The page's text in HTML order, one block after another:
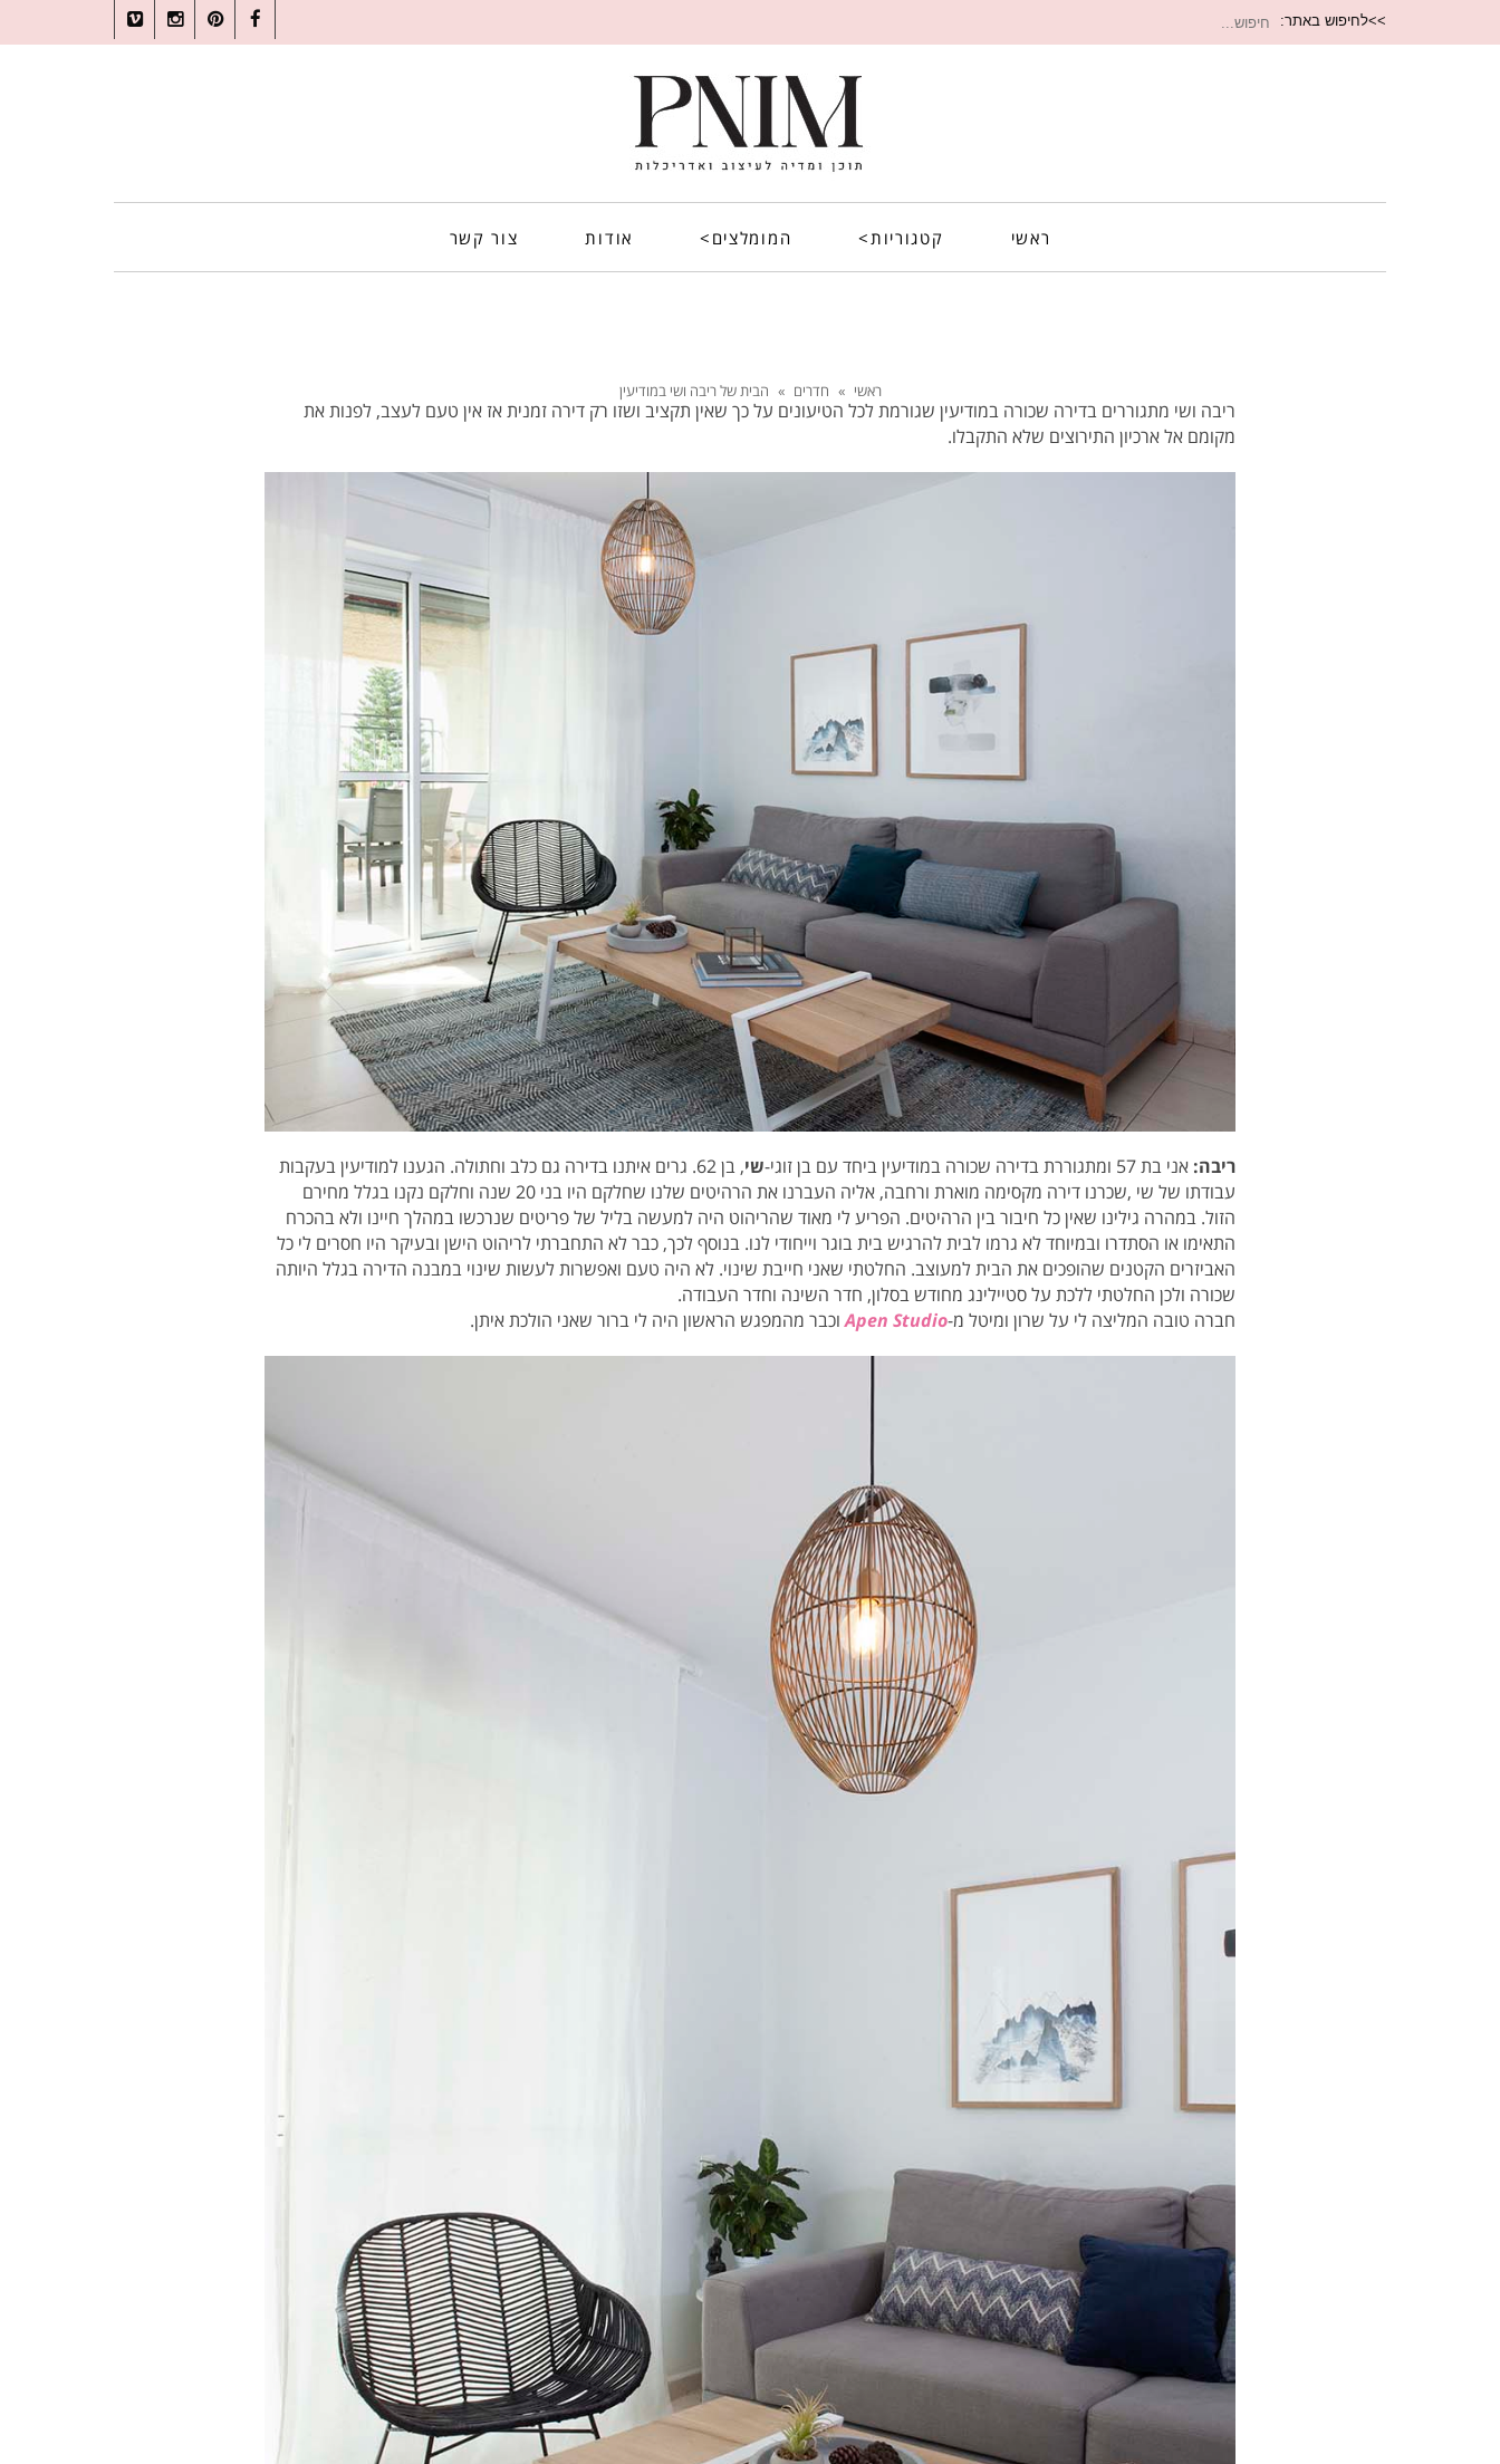
>>לחיפוש באתר: חיפוש
Facebook
Pinterest
Instagram
Vimeo
ראשי קטגוריות> המומלצים> אודות צור קשר
ראשי » חדרים » הבית של ריבה ושי במודיעין
ריבה ושי מתגוררים בדירה שכורה במודיעין שגורמת לכל הטיעונים על כך שאין תקציב ושזו רק דירה זמנית אז אין טעם לעצב, לפנות את
מקומם אל ארכיון התירוצים שלא התקבלו.
ריבה: אני בת 57 ומתגוררת בדירה שכורה במודיעין ביחד עם בן זוגי- שי
, בן 62. גרים איתנו בדירה גם כלב וחתולה. הגענו למודיעין בעקבות
עבודתו של שי ,שכרנו דירה מקסימה מוארת ורחבה, אליה העברנו את הרהיטים שלנו שחלקם היו בני 20 שנה וחלקם נקנו בגלל מחירם
הזול. במהרה גילינו שאין כל חיבור בין הרהיטים. הפריע לי מאוד שהריהוט היה למעשה בליל של פריטים שנרכשו במהלך חיינו ולא בהכרח
התאימו או הסתדרו ובמיוחד לא גרמו לבית להרגיש בית בוגר וייחודי לנו. בנוסף לכך, כבר לא התחברתי לריהוט הישן ובעיקר היו חסרים לי כל
האביזרים הקטנים שהופכים את הבית למעוצב. החלטתי שאני חייבת שינוי. לא היה טעם ואפשרות לעשות שינוי במבנה הדירה בגלל היותה
שכורה ולכן החלטתי ללכת על סטיילינג מחודש בסלון, חדר השינה וחדר העבודה.
חברה טובה המליצה לי על שרון ומיטל מ-Apen Studioוכבר מהמפגש הראשון היה לי ברור שאני הולכת איתן.